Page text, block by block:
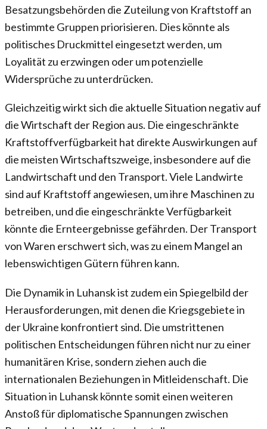
Besatzungsbehörden die Zuteilung von Kraftstoff an
bestimmte Gruppen priorisieren. Dies könnte als
politisches Druckmittel eingesetzt werden, um
Loyalität zu erzwingen oder um potenzielle
Widersprüche zu unterdrücken.
Gleichzeitig wirkt sich die aktuelle Situation negativ auf
die Wirtschaft der Region aus. Die eingeschränkte
Kraftstoffverfügbarkeit hat direkte Auswirkungen auf
die meisten Wirtschaftszweige, insbesondere auf die
Landwirtschaft und den Transport. Viele Landwirte
sind auf Kraftstoff angewiesen, um ihre Maschinen zu
betreiben, und die eingeschränkte Verfügbarkeit
könnte die Ernteergebnisse gefährden. Der Transport
von Waren erschwert sich, was zu einem Mangel an
lebenswichtigen Gütern führen kann.
Die Dynamik in Luhansk ist zudem ein Spiegelbild der
Herausforderungen, mit denen die Kriegsgebiete in
der Ukraine konfrontiert sind. Die umstrittenen
politischen Entscheidungen führen nicht nur zu einer
humanitären Krise, sondern ziehen auch die
internationalen Beziehungen in Mitleidenschaft. Die
Situation in Luhansk könnte somit einen weiteren
Anstoß für diplomatische Spannungen zwischen